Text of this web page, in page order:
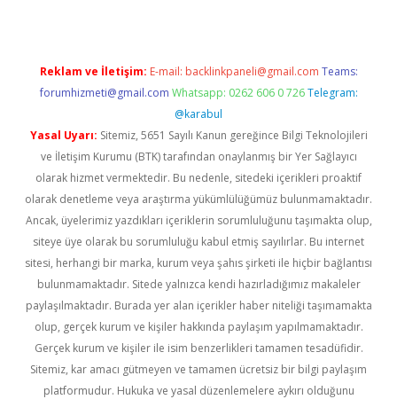
Reklam ve İletişim: E-mail: backlinkpaneli@gmail.com Teams:
forumhizmeti@gmail.com Whatsapp: 0262 606 0 726 Telegram:
@karabul
Yasal Uyarı: Sitemiz, 5651 Sayılı Kanun gereğince Bilgi Teknolojileri
ve İletişim Kurumu (BTK) tarafından onaylanmış bir Yer Sağlayıcı
olarak hizmet vermektedir. Bu nedenle, sitedeki içerikleri proaktif
olarak denetleme veya araştırma yükümlülüğümüz bulunmamaktadır.
Ancak, üyelerimiz yazdıkları içeriklerin sorumluluğunu taşımakta olup,
siteye üye olarak bu sorumluluğu kabul etmiş sayılırlar. Bu internet
sitesi, herhangi bir marka, kurum veya şahıs şirketi ile hiçbir bağlantısı
bulunmamaktadır. Sitede yalnızca kendi hazırladığımız makaleler
paylaşılmaktadır. Burada yer alan içerikler haber niteliği taşımamakta
olup, gerçek kurum ve kişiler hakkında paylaşım yapılmamaktadır.
Gerçek kurum ve kişiler ile isim benzerlikleri tamamen tesadüfidir.
Sitemiz, kar amacı gütmeyen ve tamamen ücretsiz bir bilgi paylaşım
platformudur. Hukuka ve yasal düzenlemelere aykırı olduğunu